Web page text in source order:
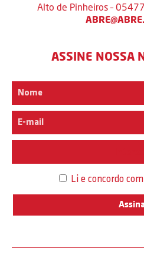
Alto de Pinheiros –
ASSINE NOSSA
Li e concordo